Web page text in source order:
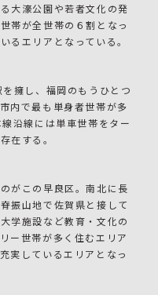
大濠公園や若者文化の発
帯が全世帯の６割となっ
るエリアとなっている。
擁し、福岡のもうひとつ
内で最も単身者世帯が多
沿線には単車世帯をター
在する。
がこの早良区。南北に長
振山地で佐賀県と接して
学施設など教育・文化の
ー世帯が多く住むエリア
実しているエリアとなっ